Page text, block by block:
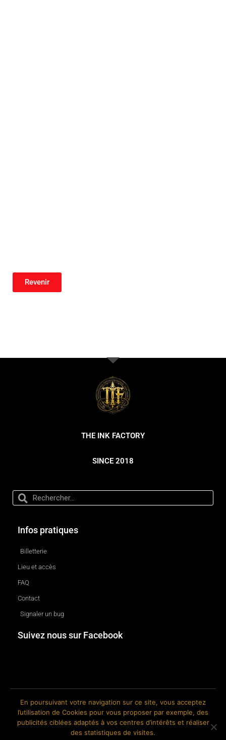
Revenir
THE INK FACTORY
SINCE 2018
Infos pratiques
Billetterie
Lieu et accès
FAQ
Contact
Signaler un bug
Suivez nous sur Facebook
© 2018-2026 The Ink Factory. Site web réalisé par Roland CAUVIN.
En poursuivant votre navigation sur ce site, vous acceptez
l’utilisation de Cookies pour vous proposer par exemple, des
publicités ciblées adaptés à vos centres d’intérêts et réaliser
des statistiques de visites.